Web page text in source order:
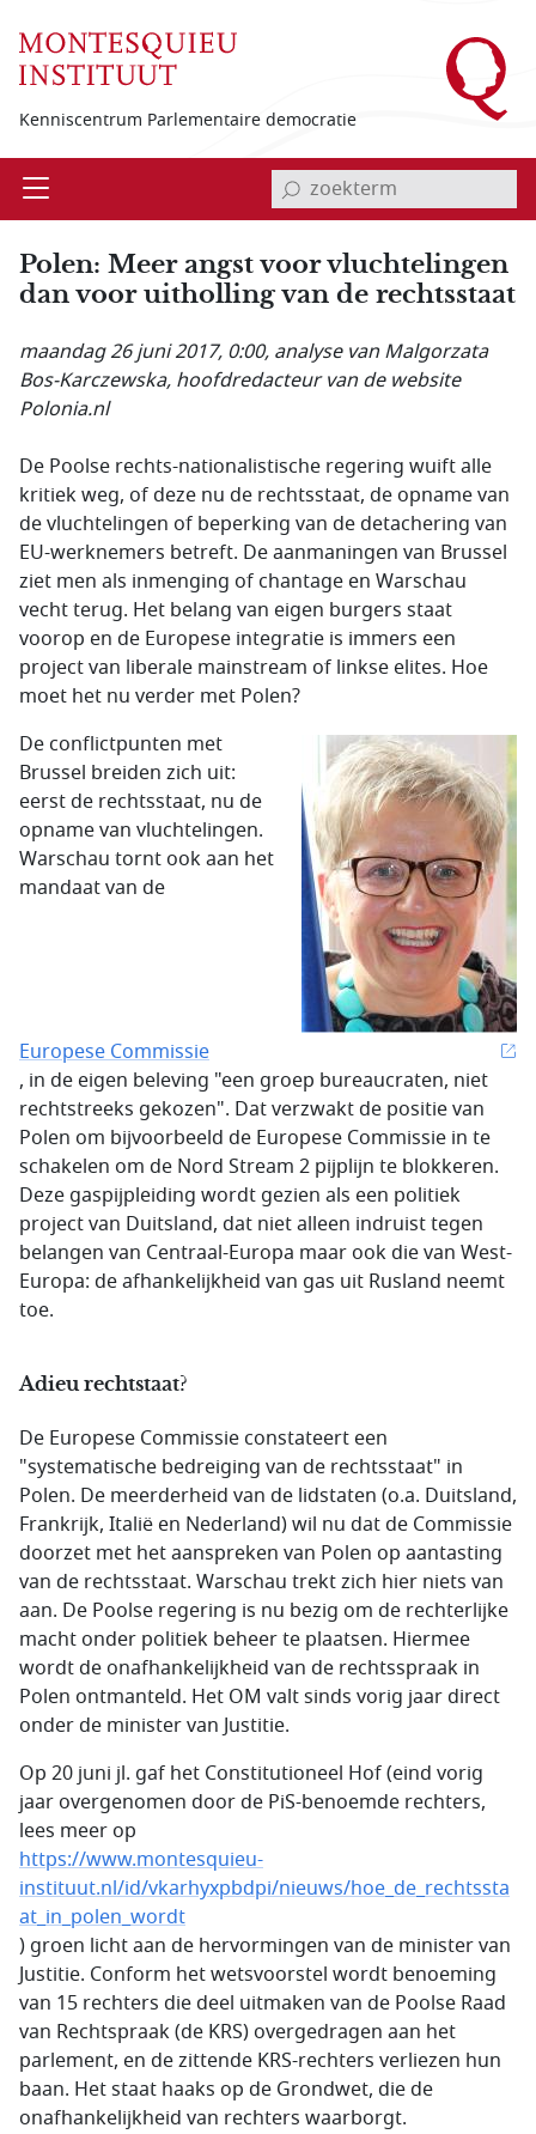
Kenniscentrum Parlementaire democratie
Open invoerveld zoekterm
Polen: Meer angst voor vluchtelingen
dan voor uitholling van de rechtsstaat
maandag 26 juni 2017, 0:00, analyse van Malgorzata
Bos-Karczewska, hoofdredacteur van de website
Polonia.nl
De Poolse rechts-nationalistische regering wuift alle
kritiek weg, of deze nu de rechtsstaat, de opname van
de vluchtelingen of beperking van de detachering van
EU-werknemers betreft. De aanmaningen van Brussel
ziet men als inmenging of chantage en Warschau
vecht terug. Het belang van eigen burgers staat
voorop en de Europese integratie is immers een
project van liberale mainstream of linkse elites. Hoe
moet het nu verder met Polen?
De conflictpunten met
Brussel breiden zich uit:
eerst de rechtsstaat, nu de
opname van vluchtelingen.
Warschau tornt ook aan het
mandaat van de
Europese Commissie
, in de eigen beleving "een groep bureaucraten, niet
rechtstreeks gekozen". Dat verzwakt de positie van
Polen om bijvoorbeeld de Europese Commissie in te
schakelen om de Nord Stream 2 pijplijn te blokkeren.
Deze gaspijpleiding wordt gezien als een politiek
project van Duitsland, dat niet alleen indruist tegen
belangen van Centraal-Europa maar ook die van West-
Europa: de afhankelijkheid van gas uit Rusland neemt
toe.
Adieu rechtstaat?
De Europese Commissie constateert een
"systematische bedreiging van de rechtsstaat" in
Polen. De meerderheid van de lidstaten (o.a. Duitsland,
Frankrijk, Italië en Nederland) wil nu dat de Commissie
doorzet met het aanspreken van Polen op aantasting
van de rechtsstaat. Warschau trekt zich hier niets van
aan. De Poolse regering is nu bezig om de rechterlijke
macht onder politiek beheer te plaatsen. Hiermee
wordt de onafhankelijkheid van de rechtsspraak in
Polen ontmanteld. Het OM valt sinds vorig jaar direct
onder de minister van Justitie.
Op 20 juni jl. gaf het Constitutioneel Hof (eind vorig
jaar overgenomen door de PiS-benoemde rechters,
lees meer op
https://www.montesquieu-
instituut.nl/id/vkarhyxpbdpi/nieuws/hoe_de_rechtssta
at_in_polen_wordt
) groen licht aan de hervormingen van de minister van
Justitie. Conform het wetsvoorstel wordt benoeming
van 15 rechters die deel uitmaken van de Poolse Raad
van Rechtspraak (de KRS) overgedragen aan het
parlement, en de zittende KRS-rechters verliezen hun
baan. Het staat haaks op de Grondwet, die de
onafhankelijkheid van rechters waarborgt.